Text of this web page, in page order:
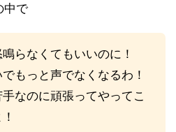
中で
らなくてもいいのに！
もっと声でなくなるわ！
なのに頑張ってやってこ